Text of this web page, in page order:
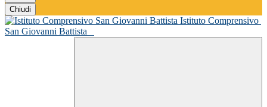
Chiudi
Istituto Comprensivo
San Giovanni Battista